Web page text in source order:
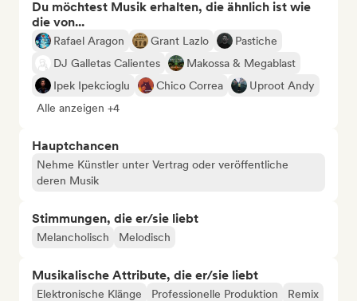
Du möchtest Musik erhalten, die ähnlich ist wie
die von...
Rafael Aragon Grant Lazlo
Pastiche
DJ Galletas Calientes
Makossa & Megablast
Ipek Ipekcioglu
Chico Correa
Uproot Andy
Alle anzeigen +4
Hauptchancen
Nehme Künstler unter Vertrag oder veröffentliche
deren Musik
Stimmungen, die er/sie liebt
Melancholisch Melodisch
Musikalische Attribute, die er/sie liebt
Elektronische Klänge Professionelle Produktion Remix